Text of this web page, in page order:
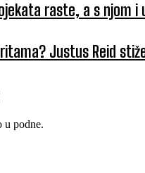
raste, a s njom
Justus Reid
u podne.